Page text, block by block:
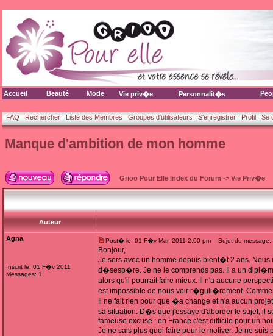
Accueil Beauté Mode Vie priv�e Personnalit�s
FAQ Rechercher Liste des Membres Groupes d'utilisateurs S'enregistrer Profil Se
Manque d'ambition de mon homme
Grioo Pour Elle Index du Forum -> Vie Priv�e
Auteur
Agna
Inscrit le: 01 F�v 2011
Messages: 1
Post� le: 01 F�v Mar, 2011 2:00 pm Sujet du message:
Bonjour,
Je sors avec un homme depuis bient�t 2 ans.
d�sesp�re. Je ne le comprends pas. Il a un
alors qu'il pourrait faire mieux. Il n'a aucune
est impossible de nous voir r�guli�rement.
Il ne fait rien pour que �a change et n'a aucun
sa situation. D�s que j'essaye d'aborder le sujet, il
fameuse excuse : en France c'est difficile pour un
Je ne sais plus quoi faire pour le motiver. Je ne